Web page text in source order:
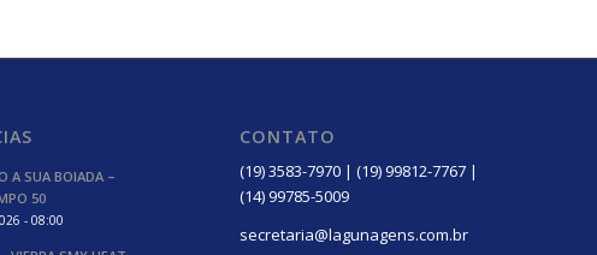
A SUA BOIADA –
50
- 08:00
CONTATO
(19) 3583-7970 | (19) 99812-7767 |
(14) 99785-5009
secretaria@lagunagens.com.br